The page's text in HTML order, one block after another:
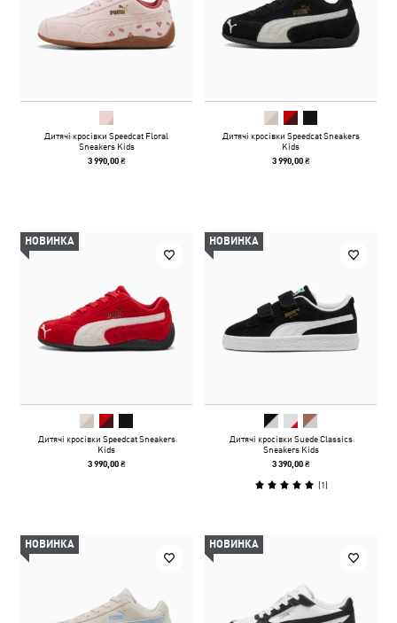
Дитячі кросівки Speedcat Floral
Sneakers Kids
3 990,00 ₴
Дитячі кросівки Speedcat Sneakers
Kids
3 990,00 ₴
НОВИНКА
Дитячі кросівки Speedcat Sneakers
Kids
3 990,00 ₴
НОВИНКА
Дитячі кросівки Suede Classics
Sneakers Kids
3 390,00 ₴
(1)
НОВИНКА НОВИНКА